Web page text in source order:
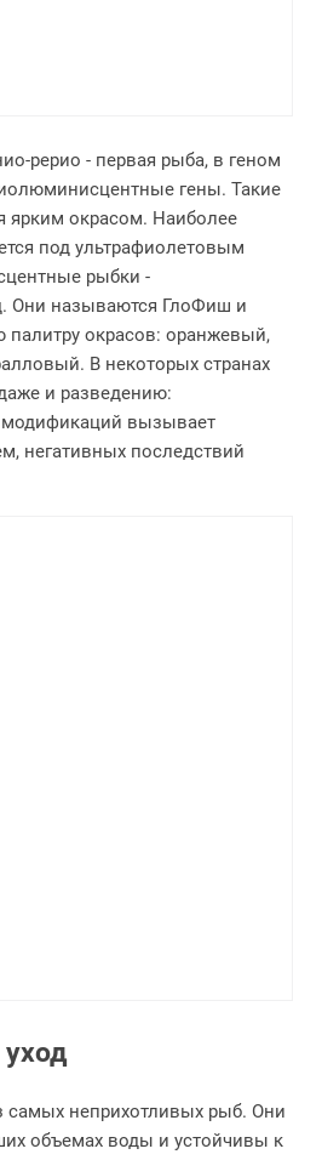
рерио - первая рыба, в геном
гены. Такие
ярким окрасом. Наиболее
под ультрафиолетовым
рыбки -
Они называются ГлоФиш и
палитру окрасов: оранжевый,
В некоторых странах
и разведению:
модификаций вызывает
негативных последствий
самых неприхотливых рыб. Они
объемах воды и устойчивы к